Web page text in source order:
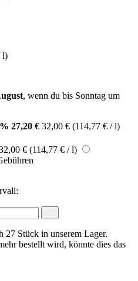
l)
, wenn du bis Sonntag um
27,20 € 32,00 € (114,77 € / l)
€ (114,77 € / l)
27 Stück in unserem Lager.
bestellt wird, könnte dies das